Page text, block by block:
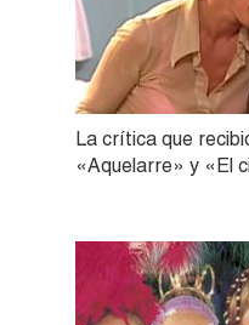
La crítica que
«Aquelarre» y «El